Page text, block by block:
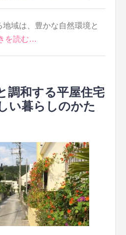
域は、豊かな自然環境と
を読む…
調和する平屋住宅
い暮らしのかた